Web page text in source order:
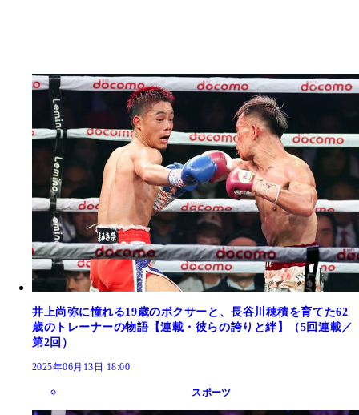
井上尚弥に憧れる19歳のボクサーと、長谷川穂積を育てた62
歳のトレーナーの物語【連載・彼らの誇りと絆】（5回連載／
第2回）
2025年06月13日 18:00
スポーツ